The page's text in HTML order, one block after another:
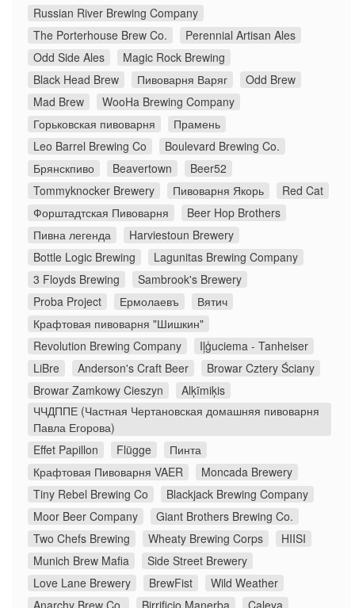
Russian River Brewing Company
The Porterhouse Brew Co.
Perennial Artisan Ales
Odd Side Ales
Magic Rock Brewing
Black Head Brew
Пивоварня Варяг
Odd Brew
Mad Brew
WooHa Brewing Company
Горьковская пивоварня
Прамень
Leo Barrel Brewing Co
Boulevard Brewing Co.
Брянскпиво
Beavertown
Beer52
Tommyknocker Brewery
Пивоварня Якорь
Red Cat
Форштадтская Пивоварня
Beer Hop Brothers
Пивна легенда
Harviestoun Brewery
Bottle Logic Brewing
Lagunitas Brewing Company
3 Floyds Brewing
Sambrook's Brewery
Proba Project
Ермолаевъ
Вятич
Крафтовая пивоварня "Шишкин"
Revolution Brewing Company
Iļģuciema - Tanheiser
LiBre
Anderson's Craft Beer
Browar Cztery Ściany
Browar Zamkowy Cieszyn
Alķīmiķis
ЧЧДППЕ (Частная Чертановская домашняя пивоварня
Павла Егорова)
Effet Papillon
Flügge
Пинта
Крафтовая Пивоварня VAER
Moncada Brewery
Tiny Rebel Brewing Co
Blackjack Brewing Company
Moor Beer Company
Giant Brothers Brewing Co.
Two Chefs Brewing
Wheaty Brewing Corps
HIISI
Munich Brew Mafia
Side Street Brewery
Love Lane Brewery
BrewFist
Wild Weather